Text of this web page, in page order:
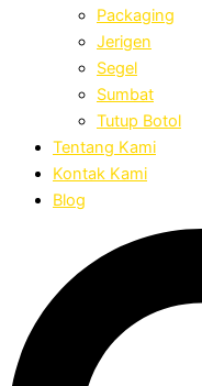
Packaging
Jerigen
Segel
Sumbat
Tutup Botol
Tentang Kami
Kontak Kami
Blog